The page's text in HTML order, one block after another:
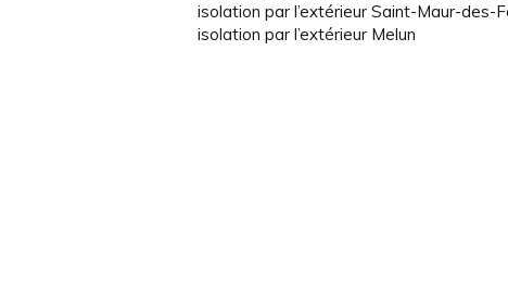
isolation par l’extérieur Saint-Maur-des-
isolation par l’extérieur Melun